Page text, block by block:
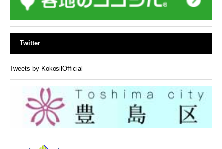
Twitter
Tweets by KokosilOfficial